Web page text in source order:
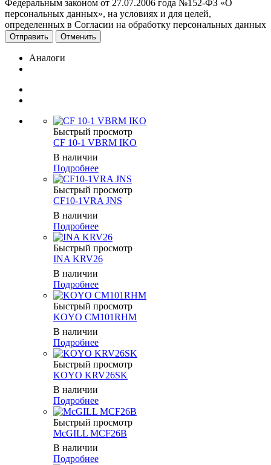
Федеральным законом от 27.07.2006 года №152-ФЗ «О
персональных данных», на условиях и для целей,
определенных в Согласии на обработку персональных данных
Отменить
Аналоги
Быстрый просмотр
CF 10-1 VBRM IKO
В наличии
Подробнее
Быстрый просмотр
CF10-1VRA JNS
В наличии
Подробнее
Быстрый просмотр
INA KRV26
В наличии
Подробнее
Быстрый просмотр
KOYO CM101RHM
В наличии
Подробнее
Быстрый просмотр
KOYO KRV26SK
В наличии
Подробнее
Быстрый просмотр
McGILL MCF26B
В наличии
Подробнее